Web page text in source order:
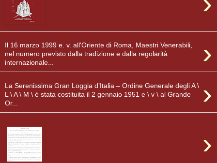
›
Il 16 marzo 1999 e. v. all'Oriente di Roma, Maestri Venerabili,
nel numero previsto dalla tradizione e dalla regolarità
internazionale...
›
La Serenissima Gran Loggia d’Italia – Ordine Generale degli A \
L \ A \ M \ è stata costituita il 2 gennaio 1951 e \ v \ al Grande
Or...
›